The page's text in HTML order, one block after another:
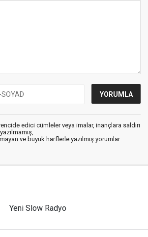
edici cümleler veya imalar, inançlara saldırı
ve büyük harflerle yazılmış yorumlar
Yeni Slow Radyo